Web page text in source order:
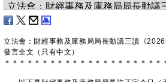
立法會：財經事務及庫務局局長動議三讀《2026
發言全文（只有中文）
＊ ＊ ＊ ＊ ＊ ＊ ＊ ＊ ＊ ＊ ＊ ＊ ＊ ＊ ＊ ＊ ＊ ＊ ＊ ＊ ＊